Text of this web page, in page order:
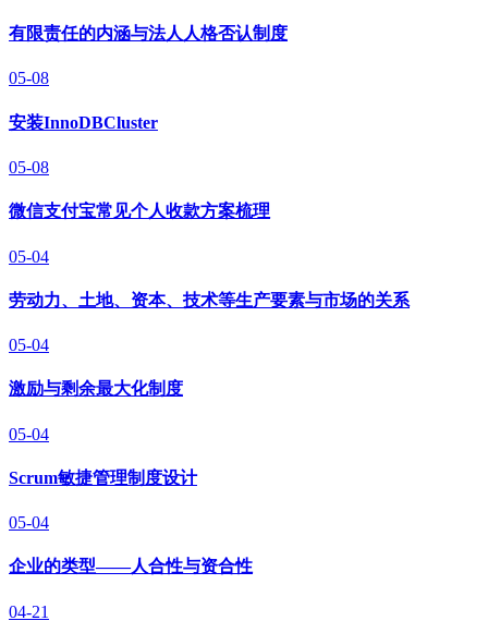
有限责任的内涵与法人人格否认制度
05-08
安装InnoDBCluster
05-08
微信支付宝常见个人收款方案梳理
05-04
劳动力、土地、资本、技术等生产要素与市场的关系
05-04
激励与剩余最大化制度
05-04
Scrum敏捷管理制度设计
05-04
企业的类型——人合性与资合性
04-21